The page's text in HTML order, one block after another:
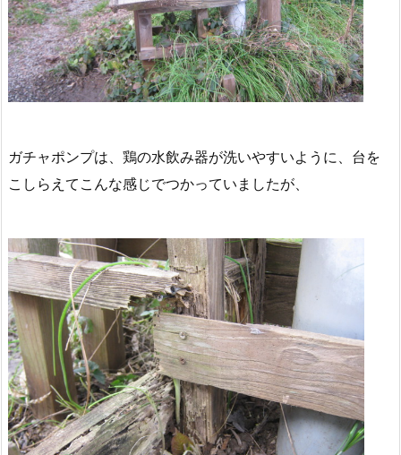
ガチャポンプは、鶏の水飲み器が洗いやすいように、台を
こしらえてこんな感じでつかっていましたが、